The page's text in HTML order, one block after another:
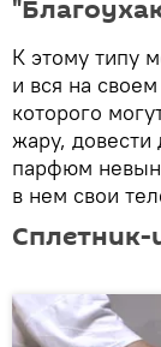
К этому типу
и вся на
которого
жару,
парфюм
в нем свои
Сплетник-